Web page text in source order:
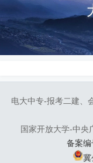
电大中专-报考二建、
国家开放大学-中央
备案
冀